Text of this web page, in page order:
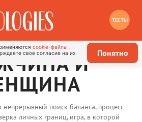
ТЕСТЫ
cookie-файлы
свое согласие на их
Понятно
И
поиск баланса, процесс
личных границ, игра, в которой